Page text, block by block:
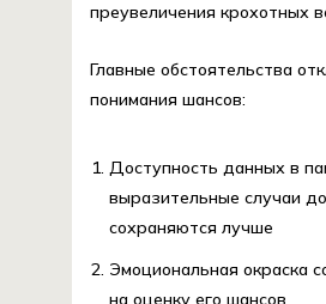
преувеличения крохотных
Главные обстоятельства
понимания шансов:
Доступность данных в
выразительные случаи
сохраняются лучше
Эмоциональная окраска
на оценку его шансов